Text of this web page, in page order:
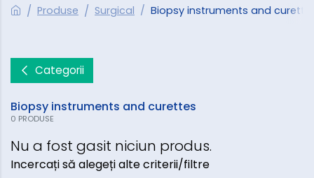
Produse Surgical Biopsy instruments and
Categorii
Biopsy instruments and curettes
0 PRODUSE
Nu a fost gasit niciun produs.
Incercați să alegeți alte criterii/filtre